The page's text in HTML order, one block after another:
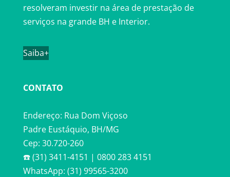
resolveram investir na área de prestação de
serviços na grande BH e Interior.
Saiba+
CONTATO
Endereço: Rua Dom Viçoso
Padre Eustáquio, BH/MG
Cep: 30.720-260
☎️ (31) 3411-4151 | 0800 283 4151
WhatsApp: (31) 99565-3200